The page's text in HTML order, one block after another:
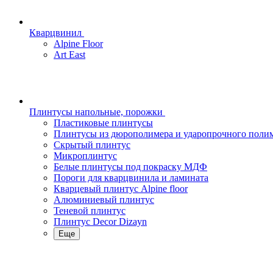
Кварцвинил
Alpine Floor
Art East
Плинтусы напольные, порожки
Пластиковые плинтусы
Плинтусы из дюрополимера и ударопрочного
Скрытый плинтус
Микроплинтус
Белые плинтусы под покраску МДФ
Пороги для кварцвинила и ламината
Кварцевый плинтус Alpine floor
Алюминиевый плинтус
Теневой плинтус
Плинтус Decor Dizayn
Еще